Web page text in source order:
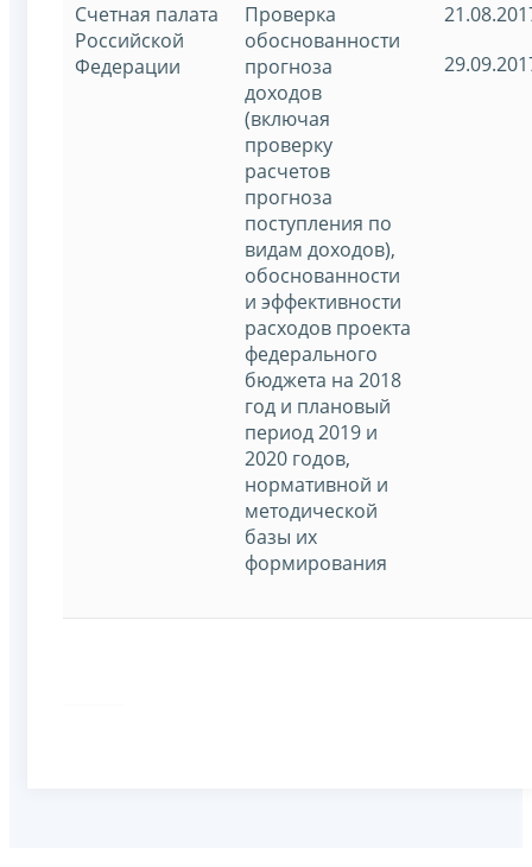
Счетная палата
Российской
Федерации
Проверка
обоснованности
прогноза
доходов
(включая
проверку
расчетов
прогноза
поступления по
видам доходов),
обоснованности
и эффективности
расходов проекта
федерального
бюджета на 2018
год и плановый
период 2019 и
2020 годов,
нормативной и
методической
базы их
формирования